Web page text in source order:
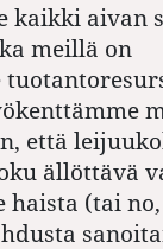
kaikki aivan
meillä on
että
ällöttävä
haista (tai